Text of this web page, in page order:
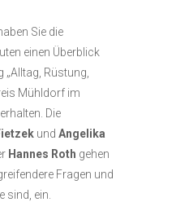
Sie die
einen Überblick
Rüstung,
Mühldorf im
Die
und Angelika
Hannes Roth gehen
Fragen und
sind, ein.